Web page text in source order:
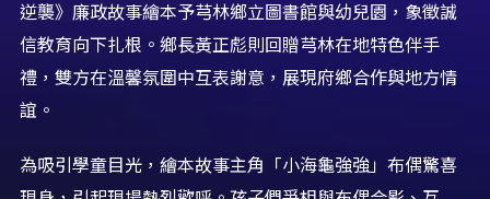
逆襲》廉政故事繪本予芎林鄉立圖書館與幼兒園，象徵誠
信教育向下扎根。鄉長黃正彪則回贈芎林在地特色伴手
禮，雙方在溫馨氛圍中互表謝意，展現府鄉合作與地方情
誼。
為吸引學童目光，繪本故事主角「小海龜強強」布偶驚喜